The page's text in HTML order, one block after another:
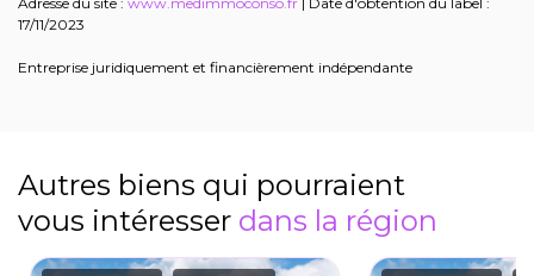
17/11/2023
Entreprise juridiquement et financièrement indépendante
Autres biens qui pourraient
vous intéresser dans la région